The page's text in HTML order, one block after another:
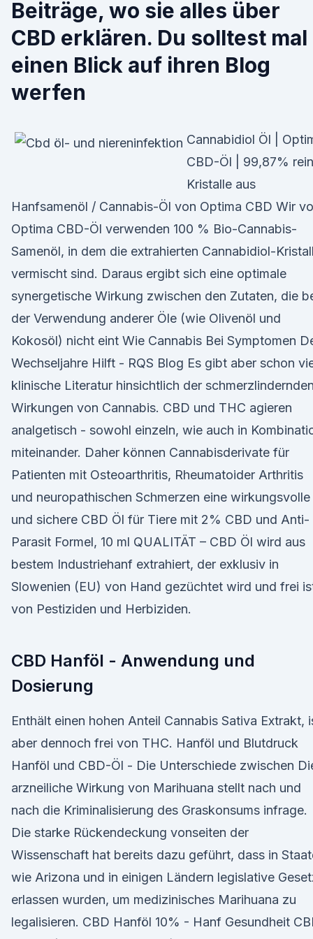
Beiträge, wo sie alles über
CBD erklären. Du solltest mal
einen Blick auf ihren Blog
werfen
Cannabidiol Öl |
CBD-Öl | 99,87%
Kristalle aus
Hanfsamenöl / Cannabis-Öl von Optima CBD Wir
Optima CBD-Öl verwenden 100 % Bio-Cannabis-
Samenöl, in dem die extrahierten Cannabidiol-
vermischt sind. Daraus ergibt sich eine optimale
synergetische Wirkung zwischen den Zutaten, die
der Verwendung anderer Öle (wie Olivenöl und
Kokosöl) nicht eint Wie Cannabis Bei Symptomen
Wechseljahre Hilft - RQS Blog Es gibt aber schon
klinische Literatur hinsichtlich der schmerzlindernden
Wirkungen von Cannabis. CBD und THC agieren
analgetisch - sowohl einzeln, wie auch in
miteinander. Daher können Cannabisderivate für
Patienten mit Osteoarthritis, Rheumatoider Arthritis
und neuropathischen Schmerzen eine wirkungsvolle
und sichere CBD Öl für Tiere mit 2% CBD und Anti-
Parasit Formel, 10 ml QUALITÄT – CBD Öl wird aus
bestem Industriehanf extrahiert, der exklusiv in
Slowenien (EU) von Hand gezüchtet wird und frei
von Pestiziden und Herbiziden.
CBD Hanföl - Anwendung und
Dosierung
Enthält einen hohen Anteil Cannabis Sativa Extrakt,
aber dennoch frei von THC. Hanföl und Blutdruck
Hanföl und CBD-Öl - Die Unterschiede zwischen
arzneiliche Wirkung von Marihuana stellt nach und
nach die Kriminalisierung des Graskonsums infrage.
Die starke Rückendeckung vonseiten der
Wissenschaft hat bereits dazu geführt, dass in
wie Arizona und in einigen Ländern legislative
erlassen wurden, um medizinisches Marihuana zu
legalisieren. CBD Hanföl 10% - Hanf Gesundheit